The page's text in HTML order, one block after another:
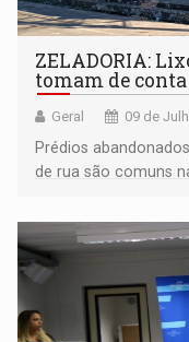
ZELADORIA:
tomam de
Geral 09 de
Prédios
de rua são comuns